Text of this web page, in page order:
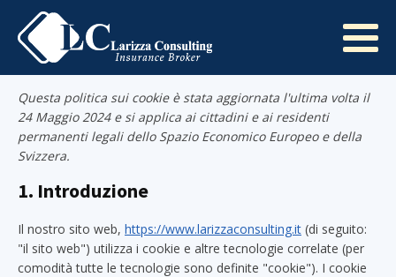
Questa politica sui cookie è stata aggiornata l'ultima volta il
24 Maggio 2024 e si applica ai cittadini e ai residenti
permanenti legali dello Spazio Economico Europeo e della
Svizzera.
1. Introduzione
Il nostro sito web, https://www.larizzaconsulting.it (di seguito:
"il sito web") utilizza i cookie e altre tecnologie correlate (per
comodità tutte le tecnologie sono definite "cookie"). I cookie